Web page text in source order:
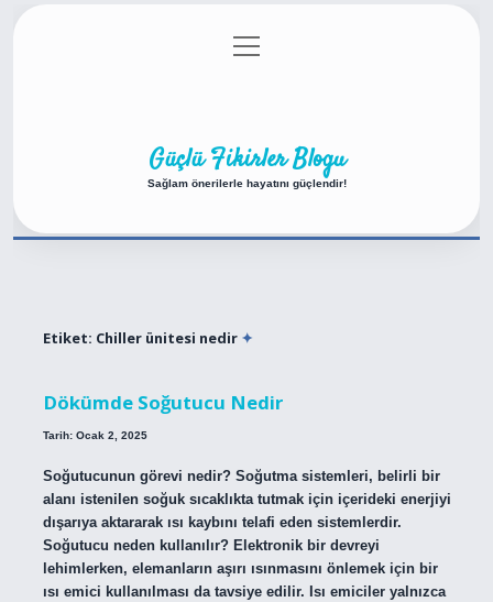
Gizlilik Politikası
menüyü
aç
Güçlü Fikirler Blogu
Sağlam önerilerle hayatını güçlendir!
Etiket: Chiller ünitesi nedir
Dökümde Soğutucu Nedir
Tarih: Ocak 2, 2025
Soğutucunun görevi nedir? Soğutma sistemleri, belirli bir
alanı istenilen soğuk sıcaklıkta tutmak için içerideki enerjiyi
dışarıya aktararak ısı kaybını telafi eden sistemlerdir.
Soğutucu neden kullanılır? Elektronik bir devreyi
lehimlerken, elemanların aşırı ısınmasını önlemek için bir
ısı emici kullanılması da tavsiye edilir. Isı emiciler yalnızca